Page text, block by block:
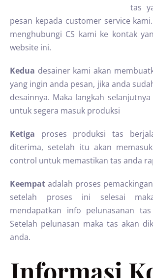
tas
pesan kepada customer service
menghubungi CS kami ke kontak
website ini.
Kedua desainer kami akan
yang ingin anda pesan, jika anda
desainnya. Maka langkah
untuk segera masuk produksi
Ketiga proses produksi tas
diterima, setelah itu akan
control untuk memastikan tas anda
Keempat adalah proses
setelah proses ini selesai
mendapatkan info pelunasanan
Setelah pelunasan maka tas akan
anda.
Informasi